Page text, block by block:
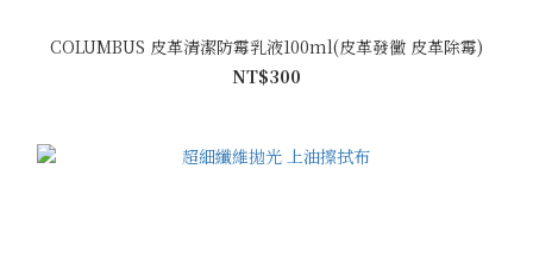
COLUMBUS 皮革清潔防霉乳液100ml(皮革發黴 皮革除霉)
NT$300